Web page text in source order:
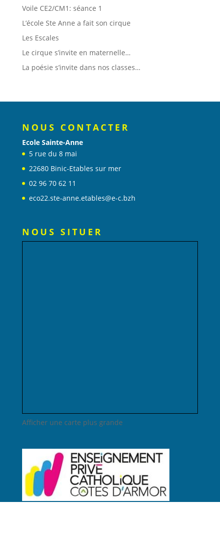
Voile CE2/CM1: séance 1
L’école Ste Anne a fait son cirque
Les Escales
Le cirque s’invite en maternelle…
La poésie s’invite dans nos classes…
NOUS CONTACTER
Ecole Sainte-Anne
5 rue du 8 mai
22680 Binic-Etables sur mer
02 96 70 62 11
eco22.ste-anne.etables@e-c.bzh
NOUS SITUER
Afficher une carte plus grande